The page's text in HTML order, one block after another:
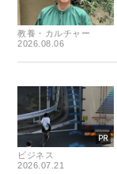
教養・カルチャー
2026.08.06
ビジネス
2026.07.21